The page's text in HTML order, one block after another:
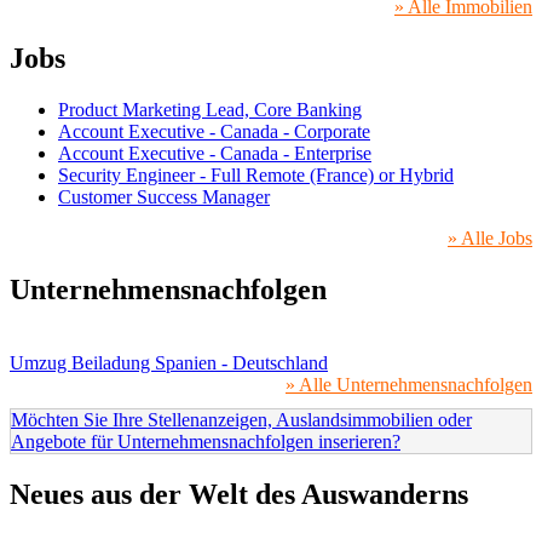
» Alle Immobilien
Jobs
Product Marketing Lead, Core Banking
Account Executive - Canada - Corporate
Account Executive - Canada - Enterprise
Security Engineer - Full Remote (France) or Hybrid
Customer Success Manager
» Alle Jobs
Unternehmensnachfolgen
Umzug Beiladung Spanien - Deutschland
» Alle Unternehmensnachfolgen
Möchten Sie Ihre Stellenanzeigen, Auslandsimmobilien oder
Angebote für Unternehmensnachfolgen inserieren?
Neues aus der Welt des Auswanderns